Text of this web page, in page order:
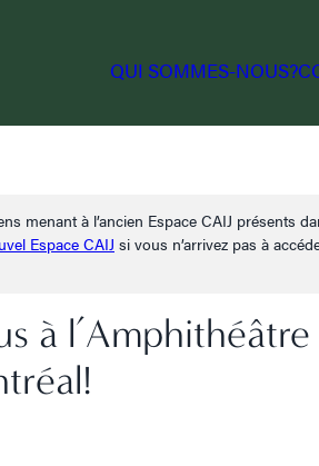
QUI SOMMES-NOUS?
menant à l’ancien Espace CAIJ présents
Espace CAIJ si vous n’arrivez pas à
à l’Amphithéâtre